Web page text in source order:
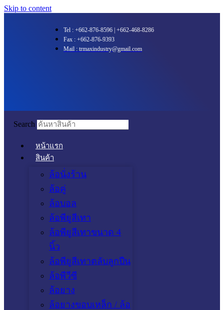
Skip to content
Tel : +662-876-8596 | +662-468-8286
Fax : +662-876-9393
Mail : trmaxindustry@gmail.com
Search
หน้าแรก
สินค้า
ล้อนั่งร้าน
ล้อคู่
ล้อบอล
ล้อพียูสีเทา
ล้อพียูสีเทาขนาด 4
นิ้ว
ล้อพียูสีเทาตลับลูกปืน
ล้อพีวีซี
ล้อยาง
ล้อยางขอบเหล็ก / ล้อ